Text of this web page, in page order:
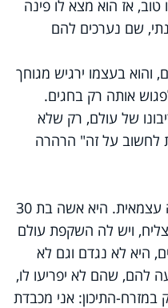
אז הוא מצא לו פינה
שם נערכים להם
והוא בעצמו ירגיש מגוחך
אותה רק בחגים.
של עולם, רק שלא
לחשוב על זה" הרהרה
לניצנית מאור מתל אביב יש דעה עצמאית. היא אשה בת 30
ויש לה השקפת עולם
היא לא נגדם וגם לא
להם, שהם לא יפריעו לו,
התיכון: אני מכבדת